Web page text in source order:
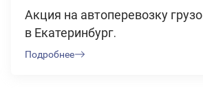
Акция на автоперевозку
в Екатеринбург.
Подробнее